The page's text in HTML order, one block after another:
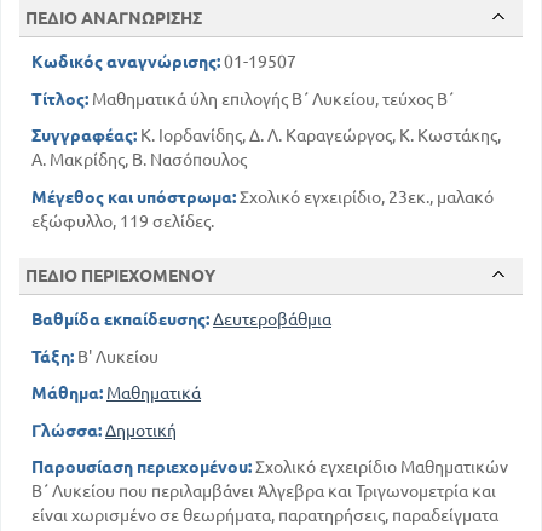
ΔΙΕΥΡΕΥΝΗΣΗ ΕΞΙΣΩΣΕΩΝ ΚΑΙ ΑΝΙΣΩΣΕΩΝ
ΣΥΝΤΟΜΗ ΑΝΑΚΕΦΑΛΑΙΩΣΗ
85
ΚΕΦ 3 - ΤΡΙΓΩΝΟΜΕΤΡΙΑ
ΠΕΔΙΟ ΑΝΑΓΝΩΡΙΣΗΣ
Κωδικός αναγνώρισης:01-19507
Τίτλος: Μαθηματικά ύλη επιλογής Β΄ Λυκείου, τεύχος Β΄
Συγγραφέας: Κ. Ιορδανίδης, Δ. Λ. Καραγεώργος, Κ. Κωστάκης,
Α. Μακρίδης, Β. Νασόπουλος
Μέγεθος και υπόστρωμα:Σχολικό εγχειρίδιο, 23εκ., μαλακό
εξώφυλλο, 119 σελίδες.
ΠΕΔΙΟ ΠΕΡΙΕΧΟΜΕΝΟΥ
Βαθμίδα εκπαίδευσης:Δευτεροβάθμια
Τάξη: Β' Λυκείου
Μάθημα: Μαθηματικά
Γλώσσα:Δημοτική
Παρουσίαση περιεχομένου:Σχολικό εγχειρίδιο Μαθηματικών
Β΄ Λυκείου που περιλαμβάνει Άλγεβρα και Τριγωνομετρία και
είναι χωρισμένο σε θεωρήματα, παρατηρήσεις, παραδείγματα